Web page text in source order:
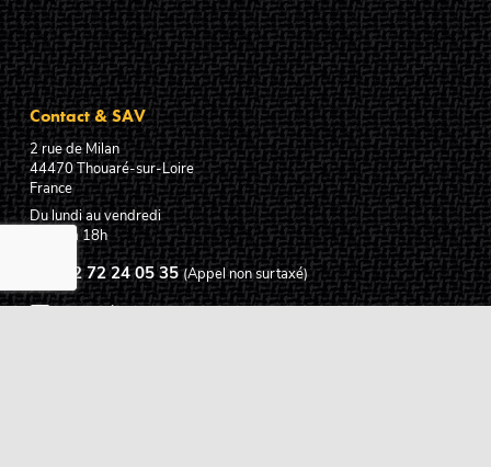
Contact & SAV
2 rue de Milan
44470Thouaré-sur-Loire
France
Du lundi au vendredi
De 9h à 18h
02 72 24 05 35 (Appel non surtaxé)
NOUS ÉCRIRE